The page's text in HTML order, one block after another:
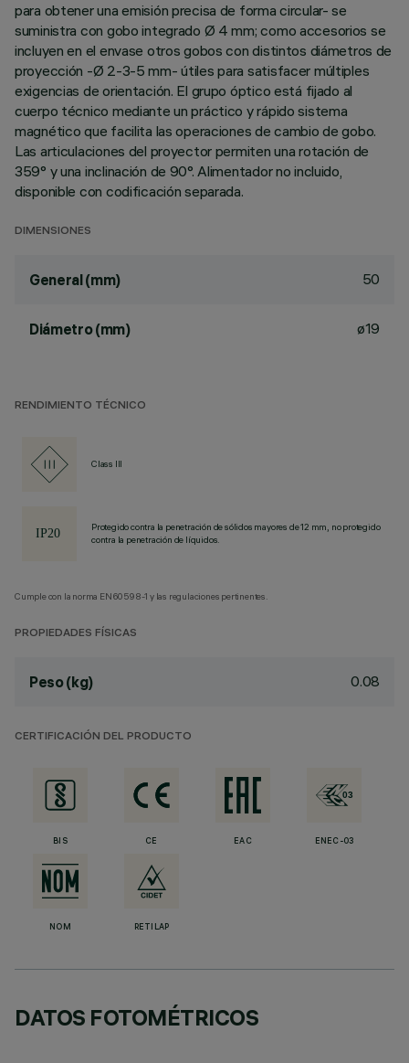
para obtener una emisión precisa de forma circular- se
suministra con gobo integrado Ø 4 mm; como accesorios se
incluyen en el envase otros gobos con distintos diámetros de
proyección -Ø 2-3-5 mm- útiles para satisfacer múltiples
exigencias de orientación. El grupo óptico está fijado al
cuerpo técnico mediante un práctico y rápido sistema
magnético que facilita las operaciones de cambio de gobo.
Las articulaciones del proyector permiten una rotación de
359° y una inclinación de 90°. Alimentador no incluido,
disponible con codificación separada.
DIMENSIONES
General (mm) 50
Diámetro (mm) ø19
RENDIMIENTO TÉCNICO
Class III
Protegido contra la penetración de sólidos mayores de 12 mm, no protegido
contra la penetración de líquidos.
Cumple con la norma EN60598-1 y las regulaciones pertinentes.
PROPIEDADES FÍSICAS
Peso (kg) 0.08
CERTIFICACIÓN DEL PRODUCTO
BIS CE EAC ENEC-03
NOM RETILAP
DATOS FOTOMÉTRICOS